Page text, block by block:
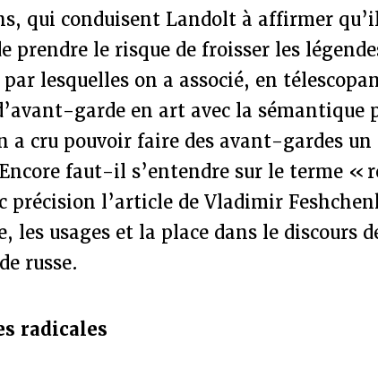
qui conduisent Landolt à affirmer
prendre le risque de froisser les
lesquelles on a associé, en
garde en art avec la sémantique
a cru pouvoir faire des avant-gardes
faut-il s’entendre sur le terme «
précision l’article de Vladimir
les usages et la place dans le discours
russe.
radicales